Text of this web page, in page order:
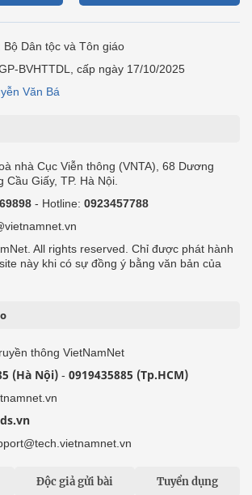
Dân tộc và Tôn giáo
BVHTTDL, cấp ngày 17/10/2025
Văn Bá
nhà Cục Viễn thông (VNTA), 68 Dương
Giấy, TP. Hà Nội.
- Hotline: 0923457788
All rights reserved. Chỉ được phát hành
này khi có sự đồng ý bằng văn bản của
thông VietNamNet
(Hà Nội) - 0919435885 (Tp.HCM)
Độc giả gửi bài Tuyển dụng